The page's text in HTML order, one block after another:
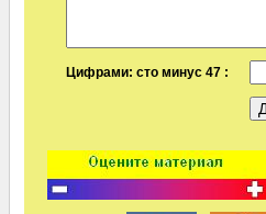
Цифрами: сто минус 47 :